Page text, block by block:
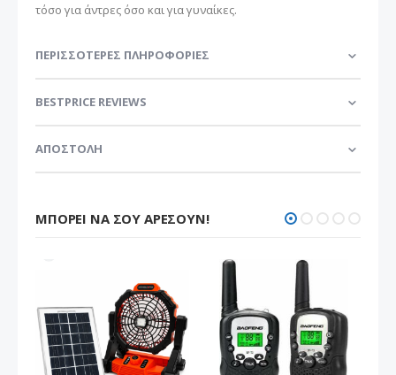
τόσο για άντρες όσο και για γυναίκες.
ΠΕΡΙΣΣΌΤΕΡΕΣ ΠΛΗΡΟΦΟΡΊΕΣ
BESTPRICE REVIEWS
ΑΠΟΣΤΟΛΗ
ΜΠΟΡΕΊ ΝΑ ΣΟΥ ΑΡΈΣΟΥΝ!